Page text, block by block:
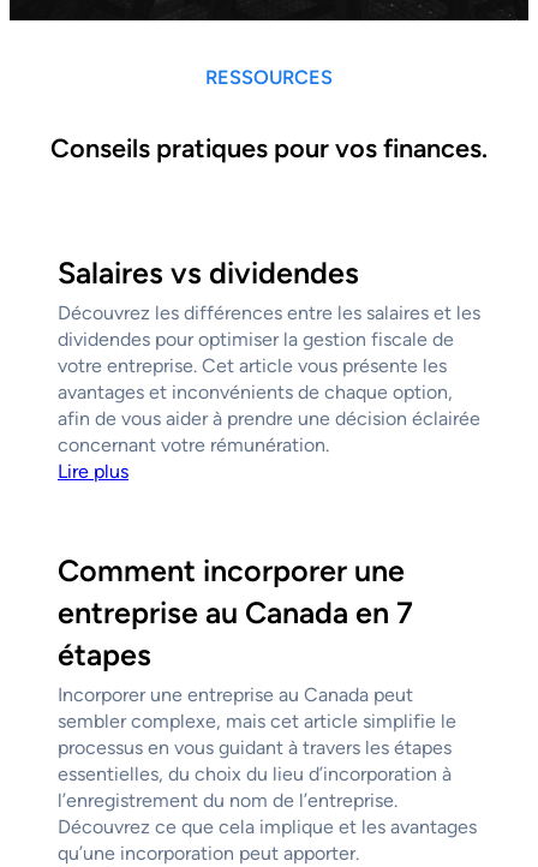
RESSOURCES
Conseils pratiques pour vos finances.
Salaires vs dividendes
Découvrez les différences entre les salaires et les
dividendes pour optimiser la gestion fiscale de
votre entreprise. Cet article vous présente les
avantages et inconvénients de chaque option,
afin de vous aider à prendre une décision éclairée
concernant votre rémunération.
Lire plus
Comment incorporer une
entreprise au Canada en 7
étapes
Incorporer une entreprise au Canada peut
sembler complexe, mais cet article simplifie le
processus en vous guidant à travers les étapes
essentielles, du choix du lieu d’incorporation à
l’enregistrement du nom de l’entreprise.
Découvrez ce que cela implique et les avantages
qu’une incorporation peut apporter.